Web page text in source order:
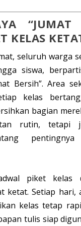
“JUMAT
KELAS
, seluruh warga
siswa,
Bersih”. Area
kelas
bagian
rutin, tetapi
pentingnya
piket kelas
ketat. Setiap hari,
kelas tetap
tulis siap